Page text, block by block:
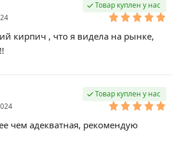
Товар куплен у нас
кирпич , что я видела на рынке,
Товар куплен у нас
чем адекватная, рекомендую